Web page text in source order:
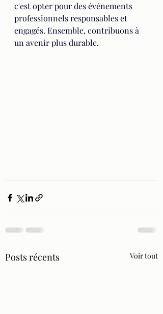
c'est opter pour des événements
professionnels responsables et
engagés. Ensemble, contribuons à
un avenir plus durable.
Posts récents Voir tout